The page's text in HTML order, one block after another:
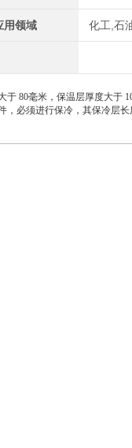
用领域 化工,石
于 80毫米，保温层厚度大于
必须进行保冷，其保冷层